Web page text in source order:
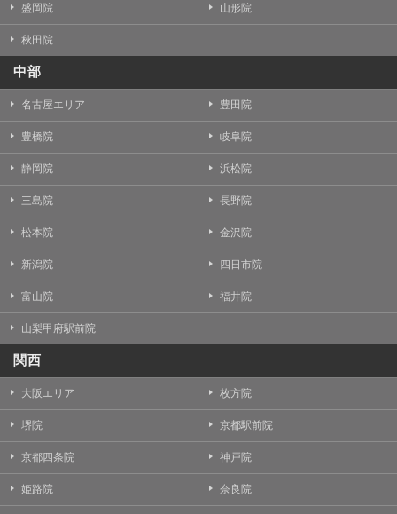
盛岡院 山形院
秋田院
中部
名古屋エリア 豊田院
豊橋院 岐阜院
静岡院 浜松院
三島院 長野院
松本院 金沢院
新潟院 四日市院
富山院 福井院
山梨甲府駅前院
関西
大阪エリア 枚方院
堺院 京都駅前院
京都四条院 神戸院
姫路院 奈良院